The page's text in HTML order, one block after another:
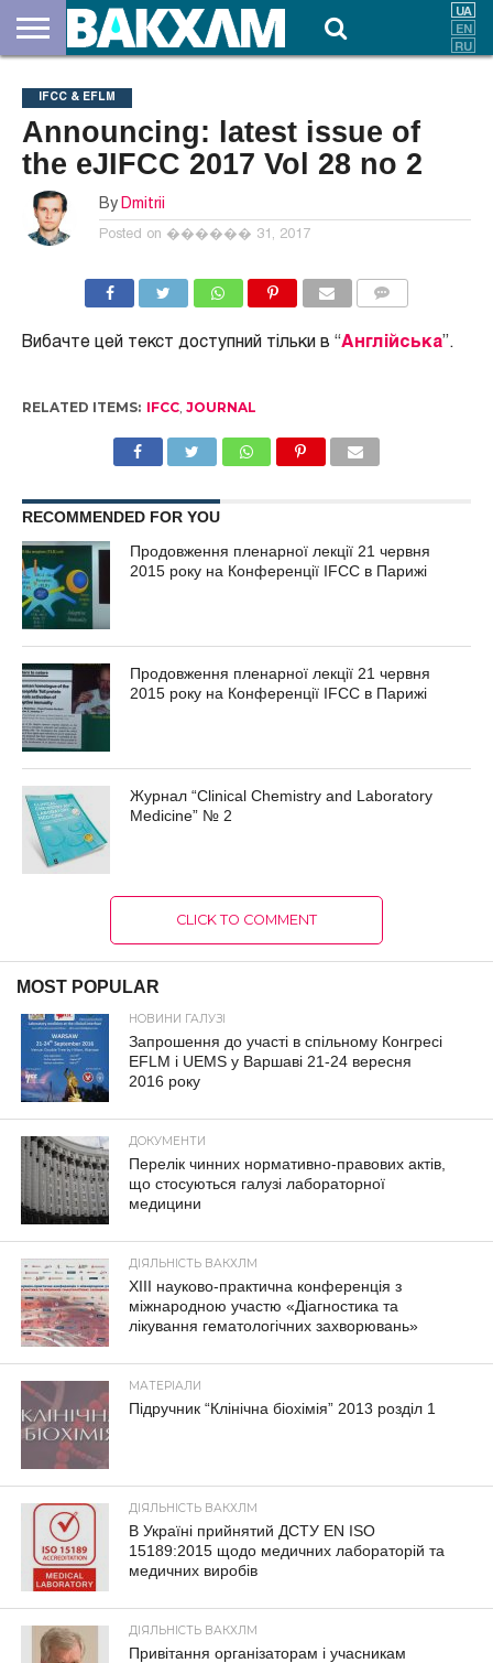
НАС
ВНЕСКИ
ДОКУМЕНТИ
НОВИНИ
КОНТАКТИ
IFCC & EFLM
Announcing: latest issue of
the eJIFCC 2017 Vol 28 no 2
By Dmitrii
Posted on ������ 31, 2017
Вибачте цей текст доступний тільки в “Англійська”.
RELATED ITEMS: IFCC, JOURNAL
RECOMMENDED FOR YOU
Продовження пленарної лекції 21 червня
2015 року на Конференції IFCC в Парижі
Продовження пленарної лекції 21 червня
2015 року на Конференції IFCC в Парижі
Журнал “Clinical Chemistry and Laboratory
Medicine” № 2
CLICK TO COMMENT
MOST POPULAR
НОВИНИ ГАЛУЗІ
Запрошення до участі в спільному Конгресі
EFLM і UEMS у Варшаві 21-24 вересня
2016 року
ДОКУМЕНТИ
Перелік чинних нормативно-правових актів,
що стосуються галузі лабораторної
медицини
ДІЯЛЬНІСТЬ ВАКХЛМ
XIII науково-практична конференція з
міжнародною участю «Діагностика та
лікування гематологічних захворювань»
МАТЕРІАЛИ
Підручник “Клінічна біохімія” 2013 розділ 1
ДІЯЛЬНІСТЬ ВАКХЛМ
В Україні прийнятий ДСТУ EN ISO
15189:2015 щодо медичних лабораторій та
медичних виробів
ДІЯЛЬНІСТЬ ВАКХЛМ
Привітання організаторам і учасникам